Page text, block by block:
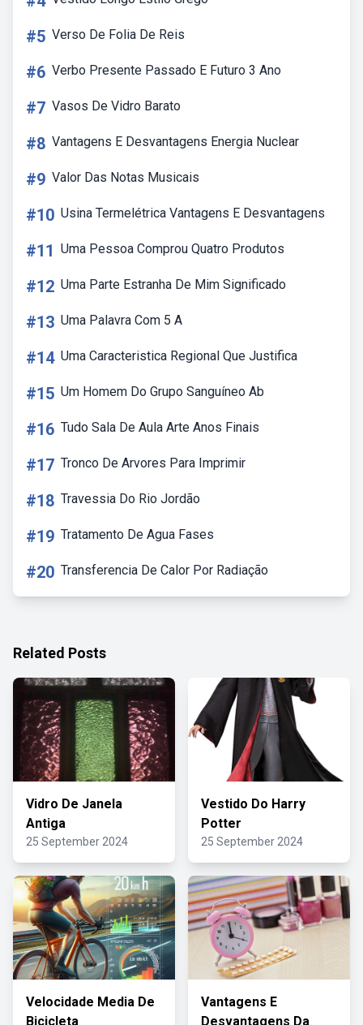
#5 Verso De Folia De Reis
#6 Verbo Presente Passado E Futuro 3 Ano
#7 Vasos De Vidro Barato
#8 Vantagens E Desvantagens Energia Nuclear
#9 Valor Das Notas Musicais
#10 Usina Termelétrica Vantagens E Desvantagens
#11 Uma Pessoa Comprou Quatro Produtos
#12 Uma Parte Estranha De Mim Significado
#13 Uma Palavra Com 5 A
#14 Uma Caracteristica Regional Que Justifica
#15 Um Homem Do Grupo Sanguíneo Ab
#16 Tudo Sala De Aula Arte Anos Finais
#17 Tronco De Arvores Para Imprimir
#18 Travessia Do Rio Jordão
#19 Tratamento De Agua Fases
#20 Transferencia De Calor Por Radiação
Related Posts
Vidro De Janela
Antiga
25 September 2024
Vestido Do Harry
Potter
25 September 2024
Velocidade Media De
Bicicleta
Vantagens E
Desvantagens Da